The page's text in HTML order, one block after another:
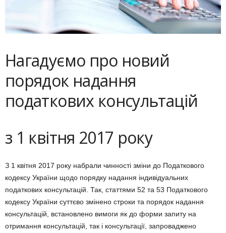
Нагадуємо про новий
порядок надання
податкових консультацій
з 1 квітня 2017 року
З 1 квітня 2017 року набрали чинності зміни до Податкового
кодексу України щодо порядку надання індивідуальних
податкових консультацій. Так, статтями 52 та 53 Податкового
кодексу України суттєво змінено строки та порядок надання
консультацій, встановлено вимоги як до форми запиту на
отримання консультацій, так і консультації, запроваджено